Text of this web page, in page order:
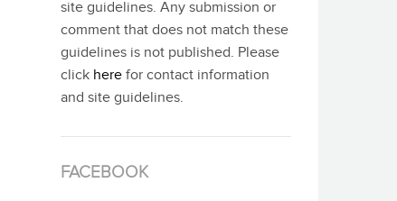
site guidelines. Any submission or
comment that does not match these
guidelines is not published. Please
click here for contact information
and site guidelines.
FACEBOOK